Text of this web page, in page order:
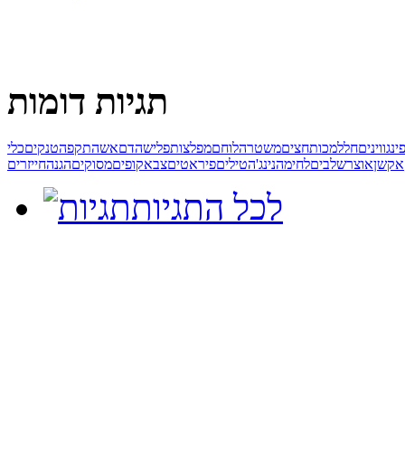
תגיות דומות
פינגוויניםחללמכותחציםמשטרהלוחםמפלצותפלישהדםאשהתקפהטנקיםכלי
אקשןאוצרשלביםלחימהנינג'הטיליםפיראטיםצבאקופיםמסוקיםהגנהחייזרים
לכל התגיות